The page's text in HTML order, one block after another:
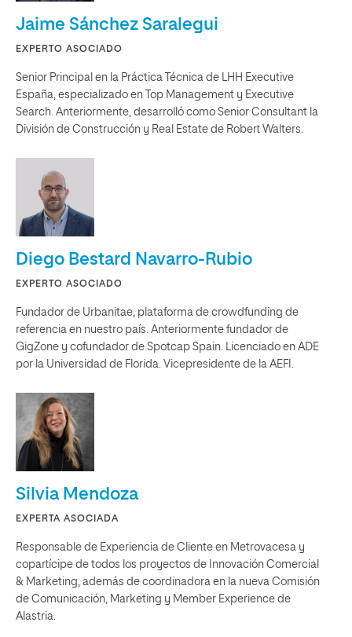
Jaime Sánchez Saralegui
EXPERTO ASOCIADO
Senior Principal en la Práctica Técnica de LHH Executive
España, especializado en Top Management y Executive
Search. Anteriormente, desarrolló como Senior Consultant la
División de Construcción y Real Estate de Robert Walters.
Diego Bestard Navarro-Rubio
EXPERTO ASOCIADO
Fundador de Urbanitae, plataforma de crowdfunding de
referencia en nuestro país. Anteriormente fundador de
GigZone y cofundador de Spotcap Spain. Licenciado en ADE
por la Universidad de Florida. Vicepresidente de la AEFI.
Silvia Mendoza
EXPERTA ASOCIADA
Responsable de Experiencia de Cliente en Metrovacesa y
copartícipe de todos los proyectos de Innovación Comercial
& Marketing, además de coordinadora en la nueva Comisión
de Comunicación, Marketing y Member Experience de
Alastria.